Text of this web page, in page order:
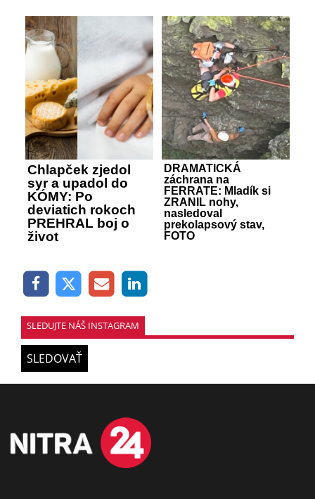
Chlapček zjedol
syr a upadol do
KÓMY: Po
deviatich rokoch
PREHRAL boj o
život
DRAMATICKÁ
záchrana na
FERRATE: Mladík si
ZRANIL nohy,
nasledoval
prekolapsový stav,
FOTO
SLEDUJTE NÁŠ INSTAGRAM
SLEDOVAŤ